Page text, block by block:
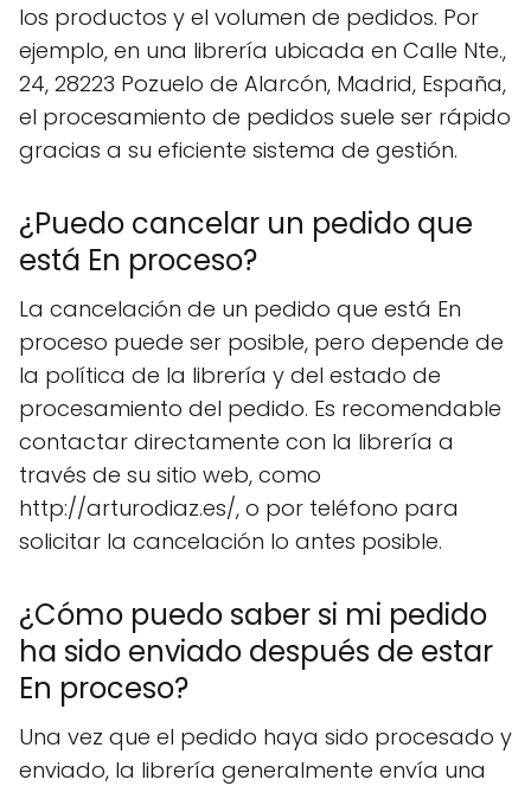
los productos y el volumen de pedidos. Por
ejemplo, en una librería ubicada en Calle Nte.,
24, 28223 Pozuelo de Alarcón, Madrid, España,
el procesamiento de pedidos suele ser rápido
gracias a su eficiente sistema de gestión.
¿Puedo cancelar un pedido que
está En proceso?
La cancelación de un pedido que está En
proceso puede ser posible, pero depende de
la política de la librería y del estado de
procesamiento del pedido. Es recomendable
contactar directamente con la librería a
través de su sitio web, como
http://arturodiaz.es/, o por teléfono para
solicitar la cancelación lo antes posible.
¿Cómo puedo saber si mi pedido
ha sido enviado después de estar
En proceso?
Una vez que el pedido haya sido procesado y
enviado, la librería generalmente envía una